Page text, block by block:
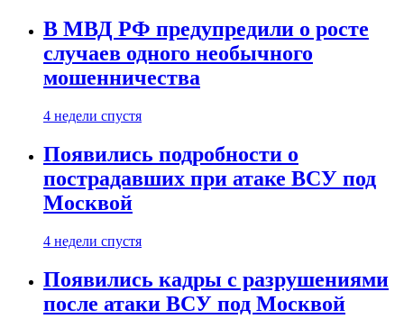
В МВД РФ предупредили о росте
случаев одного необычного
мошенничества
4 недели спустя
Появились подробности о
пострадавших при атаке ВСУ под
Москвой
4 недели спустя
Появились кадры с разрушениями
после атаки ВСУ под Москвой